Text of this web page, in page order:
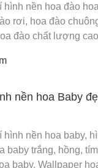
hình nền hoa đào
rơi, hoa đào
đào chất lượng
nền hoa Baby
hình nền hoa baby,
baby trắng, hồng,
baby. Wallpaper